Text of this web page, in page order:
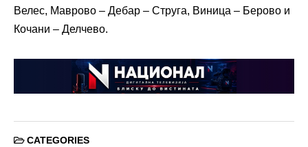
Велес, Маврово – Дебар – Струга, Виница – Берово и
Кочани – Делчево.
CATEGORIES